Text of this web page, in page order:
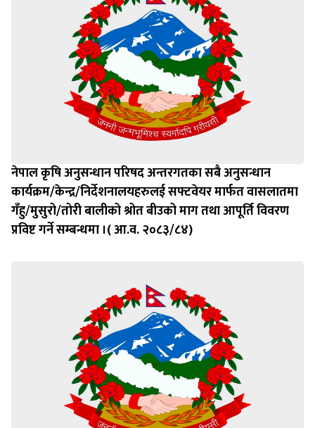
नेपाल कृषि अनुसन्धान परिषद अन्तरगतका सबै अनुसन्धान
कार्यक्रम/केन्द्र/निर्देशनालयहरुलई सफ्टवेयर मार्फत वासलातमा
गँहु/मुसुरो/तोरी बालीको श्रोत बीउको माग तथा आपूर्ति विवरण
प्रविष्ट गर्ने सम्बन्धमा ।( आ.व. २०८३/८४)